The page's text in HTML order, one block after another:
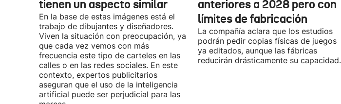
tienen un aspecto similar
En la base de estas imágenes está el
trabajo de dibujantes y diseñadores.
Viven la situación con preocupación, ya
que cada vez vemos con más
frecuencia este tipo de carteles en las
calles o en las redes sociales. En este
contexto, expertos publicitarios
aseguran que el uso de la inteligencia
artificial puede ser perjudicial para las
anteriores a 2028 pero con
límites de fabricación
La compañía aclara que los estudios
podrán pedir copias físicas de juegos
ya editados, aunque las fábricas
reducirán drásticamente su capacidad.